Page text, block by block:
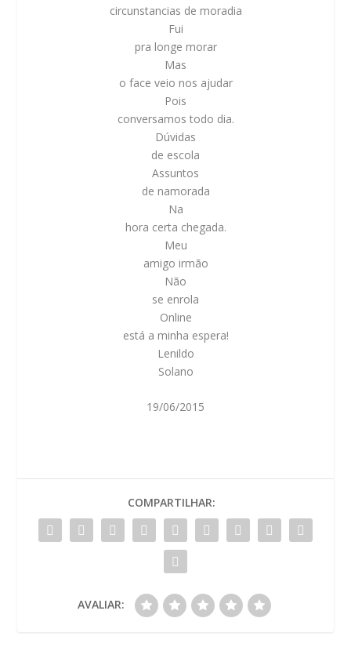
circunstancias de moradia
Fui
pra longe morar
Mas
o face veio nos ajudar
Pois
conversamos todo dia.
Dúvidas
de escola
Assuntos
de namorada
Na
hora certa chegada.
Meu
amigo irmão
Não
se enrola
Online
está a minha espera!
Lenildo
Solano
19/06/2015
COMPARTILHAR:
AVALIAR: